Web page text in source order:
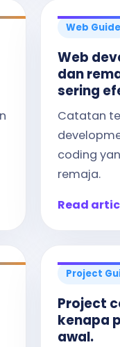
Web Guide
Web
dan
sering
Catatan
coding
remaja.
Read
Project
Project
kenapa
awal.